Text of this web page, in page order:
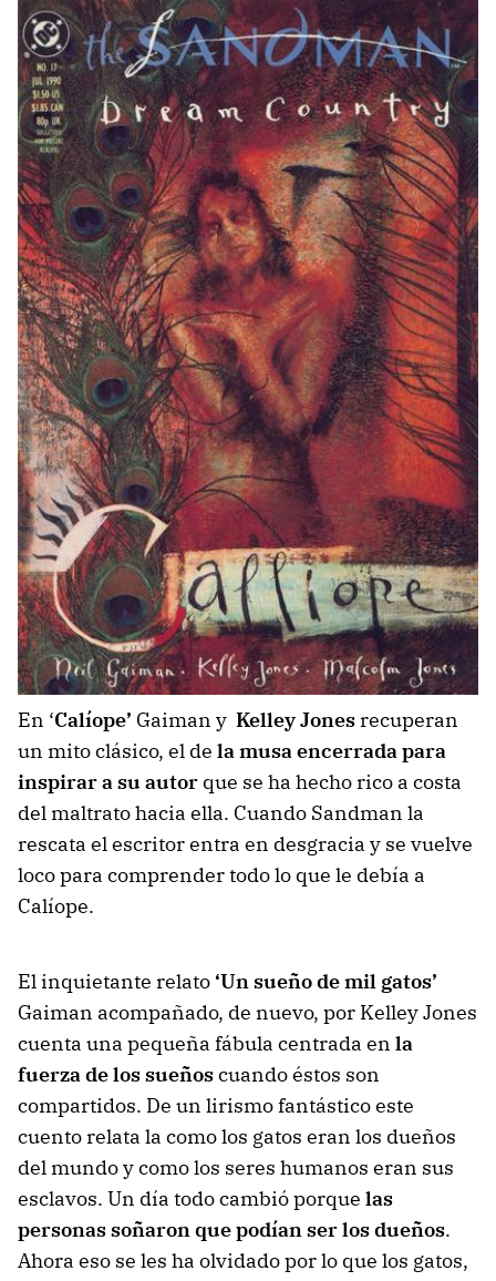
En ‘Calíope’ Gaiman y Kelley Jonesrecuperan
un mito clásico, el de la musa encerrada para
inspirar a su autor que se ha hecho rico a costa
del maltrato hacia ella. Cuando Sandman la
rescata el escritor entra en desgracia y se vuelve
loco para comprender todo lo que le debía a
Calíope.
El inquietante relato ‘Un sueño de mil gatos’
Gaiman acompañado, de nuevo, por Kelley Jones
cuenta una pequeña fábula centrada en la
fuerza de los sueñoscuando éstos son
compartidos. De un lirismo fantástico este
cuento relata la como los gatos eran los dueños
del mundo y como los seres humanos eran sus
esclavos. Un día todo cambió porque las
personas soñaron que podían ser los dueños.
Ahora eso se les ha olvidado por lo que los gatos,